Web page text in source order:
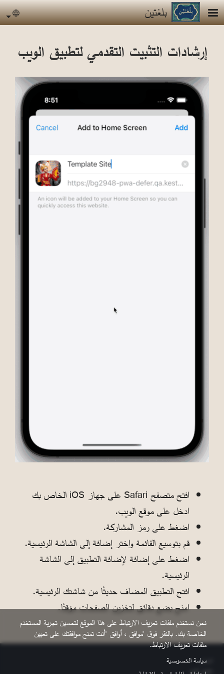
تجاوز إلى المحتوى الرئيسي
بلغتين
إرشادات التثبيت التقدمي لتطبيق الويب
افتح متصفح Safari على جهاز iOS الخاص بك
ادخل على موقع الويب.
اضغط على رمز المشاركة.
قم بتوسيع القائمة واختر إضافة إلى الشاشة الرئيسية.
اضغط على إضافة لإضافة التطبيق إلى الشاشة
الرئيسية.
افتح التطبيق المضاف حديثًا من شاشتك الرئيسية.
امنح بضع دقائق لتخزين الصفحات مؤقتًا.
Footer
اتصل
حقوق النشر
نحن نستخدم ملفات تعريف الارتباط على هذا الموقع لتحسين تجربة المستخدم
الخاصة بك. بالنقر فوق "موافق ، أوافق "أنت تمنح موافقتك على تعيين
ملفات تعريف الارتباط.
سياسة الخصوصية